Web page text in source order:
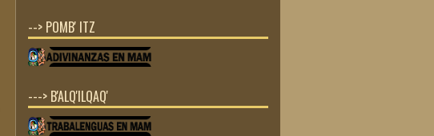
--> POMB' ITZ
---> B'ALQ'ILQAQ'